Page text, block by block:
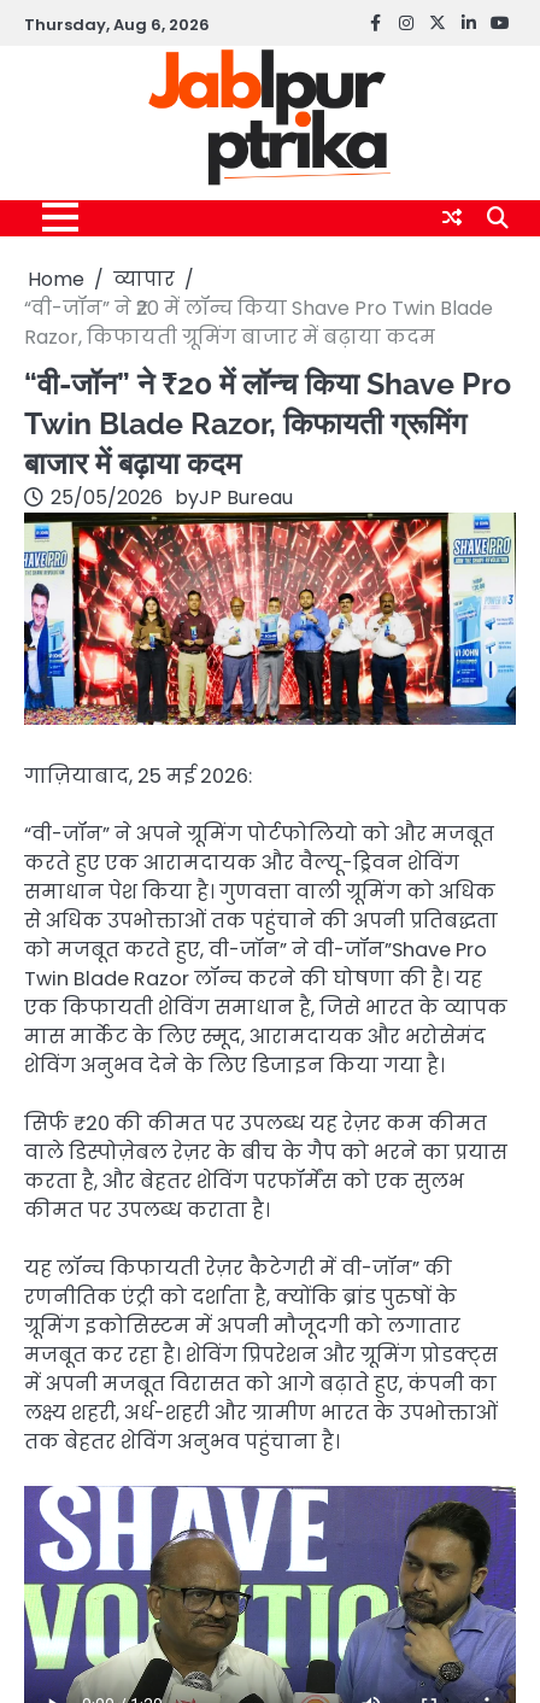
SkipThursday, Aug 6, 2026 Facebook
instagram
twitterlinkedin
Home
व्यापार
“वी-जॉन” ने ₹20 में लॉन्च किया Shave Pro Twin Blade
Razor, किफायती ग्रूमिंग बाजार में बढ़ाया कदम
“वी-जॉन” ने ₹20 में लॉन्च किया Shave Pro
Twin Blade Razor, किफायती ग्रूमिंग
बाजार में बढ़ाया कदम
25/05/2026 byJP Bureau
गाज़ियाबाद, 25 मई 2026:
“वी-जॉन” ने अपने ग्रूमिंग पोर्टफोलियो को और मजबूत
करते हुए एक आरामदायक और वैल्यू-ड्रिवन शेविंग
समाधान पेश किया है। गुणवत्ता वाली ग्रूमिंग को अधिक
से अधिक उपभोक्ताओं तक पहुंचाने की अपनी प्रतिबद्धता
को मजबूत करते हुए, वी-जॉन” ने वी-जॉन”Shave Pro
Twin Blade Razor लॉन्च करने की घोषणा की है। यह
एक किफायती शेविंग समाधान है, जिसे भारत के व्यापक
मास मार्केट के लिए स्मूद, आरामदायक और भरोसेमंद
शेविंग अनुभव देने के लिए डिजाइन किया गया है।
सिर्फ ₹20 की कीमत पर उपलब्ध यह रेज़र कम कीमत
वाले डिस्पोज़ेबल रेज़र के बीच के गैप को भरने का प्रयास
करता है, और बेहतर शेविंग परफॉर्मेंस को एक सुलभ
कीमत पर उपलब्ध कराता है।
यह लॉन्च किफायती रेज़र कैटेगरी में वी-जॉन” की
रणनीतिक एंट्री को दर्शाता है, क्योंकि ब्रांड पुरुषों के
ग्रूमिंग इकोसिस्टम में अपनी मौजूदगी को लगातार
मजबूत कर रहा है। शेविंग प्रिपरेशन और ग्रूमिंग प्रोडक्ट्स
में अपनी मजबूत विरासत को आगे बढ़ाते हुए, कंपनी का
लक्ष्य शहरी, अर्ध-शहरी और ग्रामीण भारत के उपभोक्ताओं
तक बेहतर शेविंग अनुभव पहुंचाना है।